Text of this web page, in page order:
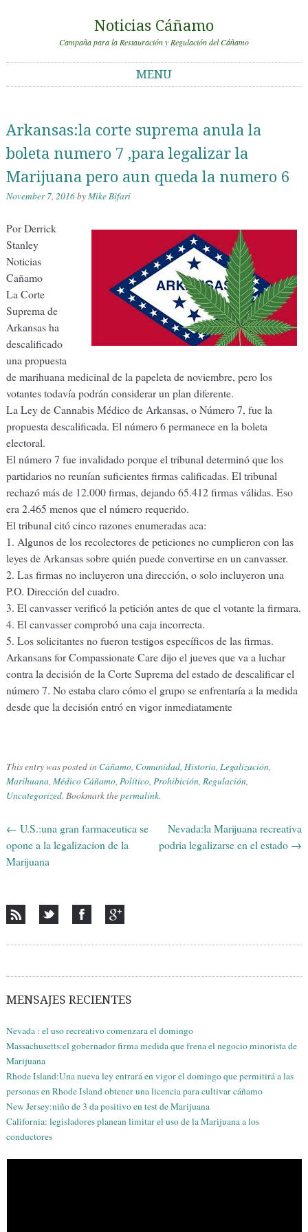
Noticias Cáñamo
Campaña para la Restauración y Regulación del Cáñamo
MENU
Arkansas:la corte suprema anula la
boleta numero 7 ,para legalizar la
Marijuana pero aun queda la numero 6
November 7, 2016byMike Bifari
Por Derrick
Stanley
Noticias
Cañamo
La Corte
Suprema de
Arkansas ha
descalificado
una propuesta
de marihuana medicinal de la papeleta de noviembre, pero los
votantes todavía podrán considerar un plan diferente.
La Ley de Cannabis Médico de Arkansas, o Número 7, fue la
propuesta descalificada. El número 6 permanece en la boleta
electoral.
El número 7 fue invalidado porque el tribunal determinó que los
partidarios no reunían suficientes firmas calificadas. El tribunal
rechazó más de 12.000 firmas, dejando 65.412 firmas válidas. Eso
era 2.465 menos que el número requerido.
El tribunal citó cinco razones enumeradas aca:
1. Algunos de los recolectores de peticiones no cumplieron con las
leyes de Arkansas sobre quién puede convertirse en un canvasser.
2. Las firmas no incluyeron una dirección, o solo incluyeron una
P.O. Dirección del cuadro.
3. El canvasser verificó la petición antes de que el votante la firmara.
4. El canvasser comprobó una caja incorrecta.
5. Los solicitantes no fueron testigos específicos de las firmas.
Arkansans for Compassionate Care dijo el jueves que va a luchar
contra la decisión de la Corte Suprema del estado de descalificar el
número 7. No estaba claro cómo el grupo se enfrentaría a la medida
desde que la decisión entró en vigor inmediatamente
This entry was posted in Cáñamo, Comunidad,Historia,Legalización,
Marihuana,Médico Cáñamo,Político,Prohibición,Regulación,
Uncategorized. Bookmark thepermalink.
Post navigation
← U.S.:una gran farmaceutica se
opone a la legalizacion de la
Marijuana
Nevada:la Marijuana recreativa
podria legalizarse en el estado →
MENSAJES RECIENTES
Nevada : el uso recreativo comenzara el domingo
Massachusetts:el gobernador firma medida que frena el negocio minorista de
Marijuana
Rhode Island:Una nueva ley entrará en vigor el domingo que permitirá a las
personas en Rhode Island obtener una licencia para cultivar cáñamo
New Jersey:niño de 3 da positivo en test de Marijuana
California: legisladores planean limitar el uso de la Marijuana a los
conductores